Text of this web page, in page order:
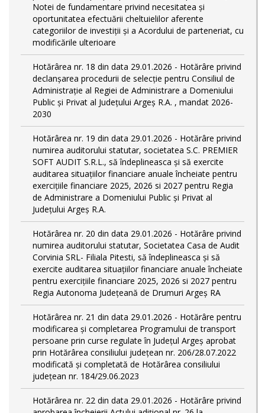
Notei de fundamentare privind necesitatea şi
oportunitatea efectuării cheltuielilor aferente
categoriilor de investiții și a Acordului de parteneriat, cu
modificările ulterioare
Hotărârea nr. 18 din data 29.01.2026 - Hotărâre privind
declanșarea procedurii de selecție pentru Consiliul de
Administrație al Regiei de Administrare a Domeniului
Public și Privat al Județului Argeș R.A. , mandat 2026-
2030
Hotărârea nr. 19 din data 29.01.2026 - Hotărâre privind
numirea auditorului statutar, societatea S.C. PREMIER
SOFT AUDIT S.R.L., să îndeplineasca și să exercite
auditarea situațiilor financiare anuale încheiate pentru
exercițiile financiare 2025, 2026 si 2027 pentru Regia
de Administrare a Domeniului Public și Privat al
Județului Argeș R.A.
Hotărârea nr. 20 din data 29.01.2026 - Hotărâre privind
numirea auditorului statutar, Societatea Casa de Audit
Corvinia SRL- Filiala Pitesti, să îndeplineasca și să
exercite auditarea situațiilor financiare anuale încheiate
pentru exercițiile financiare 2025, 2026 si 2027 pentru
Regia Autonoma Județeană de Drumuri Argeș RA
Hotărârea nr. 21 din data 29.01.2026 - Hotărâre pentru
modificarea și completarea Programului de transport
persoane prin curse regulate în Județul Argeş aprobat
prin Hotărârea consiliului județean nr. 206/28.07.2022
modificată și completată de Hotărârea consiliului
județean nr. 184/29.06.2023
Hotărârea nr. 22 din data 29.01.2026 - Hotărâre privind